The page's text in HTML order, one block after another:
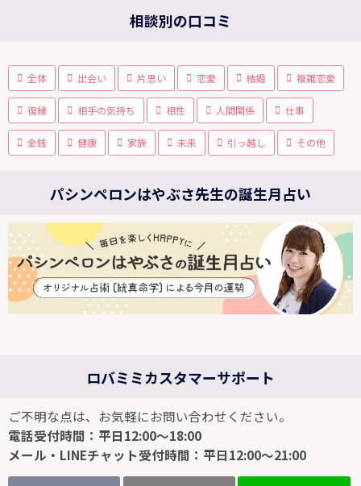
相談別の口コミ
全体 出会い 片思い 恋愛 結婚 複雑恋愛
復縁 相手の気持ち 相性 人間関係 仕事
金銭 健康 家族 未来 引っ越し その他
パシンペロンはやぶさ先生の誕生月占い
ロバミミカスタマーサポート
ご不明な点は、お気軽にお問い合わせください。
電話受付時間：平日12:00～18:00
メール・LINEチャット受付時間：平日12:00～21:00